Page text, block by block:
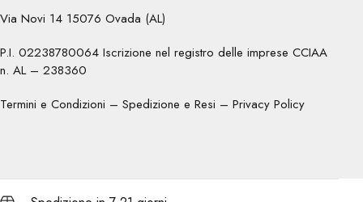
Via Novi 14 15076 Ovada (AL)
P.I. 02238780064 Iscrizione nel registro delle imprese CCIAA
n. AL – 238360
Termini e Condizioni – Spedizione e Resi – Privacy Policy